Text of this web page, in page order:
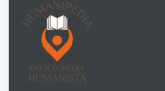
Psicology
Health
Society